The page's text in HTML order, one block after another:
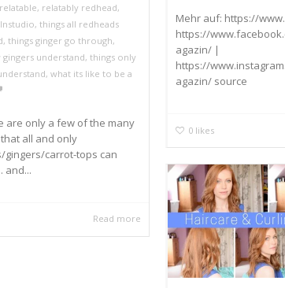
relatable, relatably redhead,
,things all redheads
,things ginger go through,
gingers understand,things only
,what its like to be a
are only a few of the many
all and only
gingers/carrot-tops can
and...
Read more
Mehr auf: https://
https://
agazin/ |
https://
agazin/ source
0 likes